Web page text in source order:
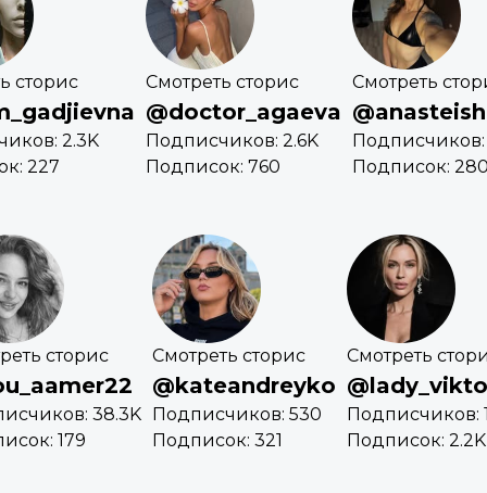
сторис
2.3K
227
Смотреть сторис
@doctor_agaeva
Подписчиков: 2.6K
Подписок: 760
Смотреть
Подписчиков:
Подписок:
сторис
38.3K
179
Смотреть сторис
@kateandreyko
Подписчиков: 530
Подписок: 321
Смотреть
Подписчиков:
Подписок: 2.2K